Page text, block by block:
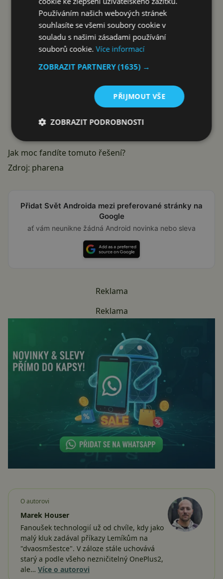
Jak moc fandíte tomuto řešení?
Zdroj: pharena
Přidat Svět Androida mezi preferované stránky na
Google
ať vám neunikne žádná Android novinka nebo sleva
Reklama
Reklama
O autorovi
Marek Houser
Fanoušek technologií už od chvíle, kdy jako
malý kluk zadával příkazy Lemíkům na
"dvaosmšestce". V záloze stále uchovává
starý a podle všeho nezničitelný OnePlus2,
ale… Více o autorovi
Používáním našich webových stránek
souhlasíte se všemi soubory cookie v
souladu s našimi zásadami používání
souborů cookie.Více informací
ZOBRAZIT PARTNERY(1635) →
PŘIJMOUT VŠE
ZOBRAZIT PODROBNOSTI